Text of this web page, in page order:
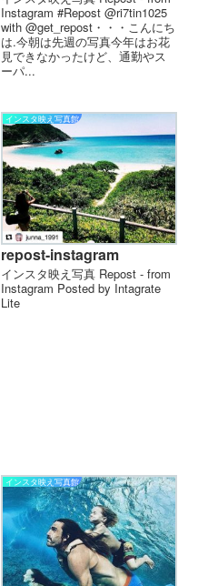
Instagram #Repost @ri7tin1025
with @get_repost・・・こんにち
は️.今朝は先週の写真今年はお花
見できなかったけど、通勤やス
ーパ...
インスタ映え写真館
repost-instagram
インスタ映え写真 Repost - from
Instagram Posted by Intagrate
Lite
インスタ映え写真館